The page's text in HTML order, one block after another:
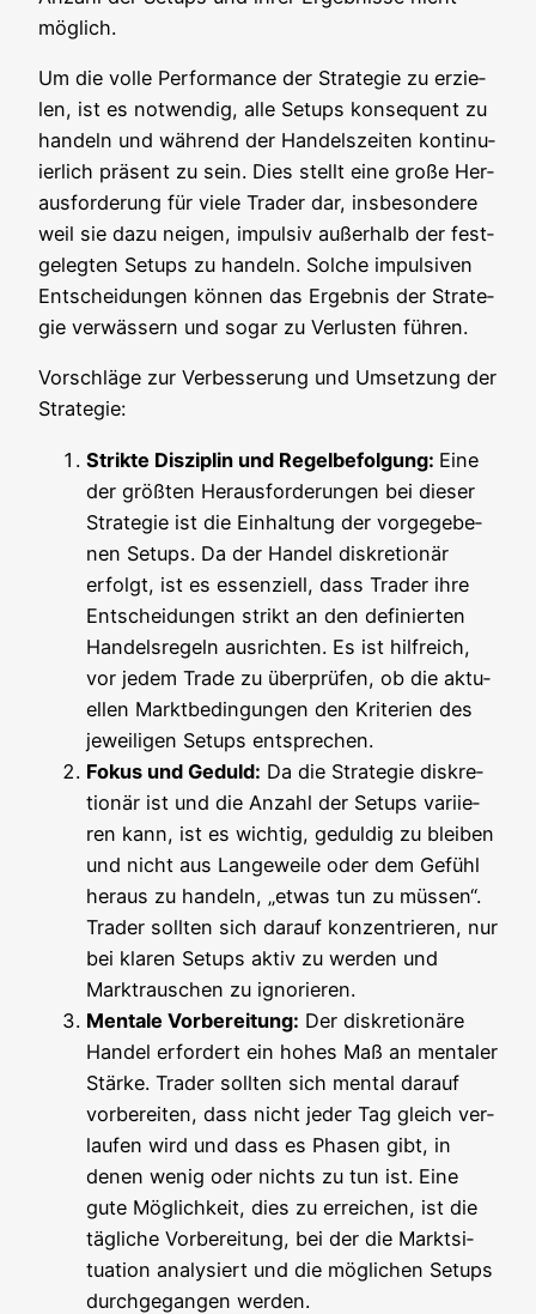
möglich.
Um die vol­le Per­for­mance der Stra­te­gie zu erzie­
len, ist es not­wen­dig, alle Set­ups kon­se­quent zu
han­deln und wäh­rend der Han­dels­zei­ten kon­ti­nu­
ier­lich prä­sent zu sein. Dies stellt eine gro­ße Her­
aus­for­de­rung für vie­le Trader dar, ins­be­son­de­re
weil sie dazu nei­gen, impul­siv außer­halb der fest­
ge­leg­ten Set­ups zu han­deln. Sol­che impul­si­ven
Ent­schei­dun­gen kön­nen das Ergeb­nis der Stra­te­
gie ver­wäs­sern und sogar zu Ver­lus­ten führen.
Vor­schlä­ge zur Ver­bes­se­rung und Umset­zung der
Strategie:
Strik­te Dis­zi­plin und Regel­be­fol­gung: Eine
der größ­ten Her­aus­for­de­run­gen bei die­ser
Stra­te­gie ist die Ein­hal­tung der vor­ge­ge­be­
nen Set­ups. Da der Han­del dis­kre­tio­när
erfolgt, ist es essen­zi­ell, dass Trader ihre
Ent­schei­dun­gen strikt an den defi­nier­ten
Han­dels­re­geln aus­rich­ten. Es ist hilf­reich,
vor jedem Trade zu über­prü­fen, ob die aktu­
el­len Markt­be­din­gun­gen den Kri­te­ri­en des
jewei­li­gen Set­ups entsprechen.
Fokus und Geduld: Da die Stra­te­gie dis­kre­
tio­när ist und die Anzahl der Set­ups vari­ie­
ren kann, ist es wich­tig, gedul­dig zu blei­ben
und nicht aus Lan­ge­wei­le oder dem Gefühl
her­aus zu han­deln, „etwas tun zu müs­sen“.
Trader soll­ten sich dar­auf kon­zen­trie­ren, nur
bei kla­ren Set­ups aktiv zu wer­den und
Markt­rau­schen zu ignorieren.
Men­ta­le Vor­be­rei­tung: Der dis­kre­tio­nä­re
Han­del erfor­dert ein hohes Maß an men­ta­ler
Stär­ke. Trader soll­ten sich men­tal dar­auf
vor­be­rei­ten, dass nicht jeder Tag gleich ver­
lau­fen wird und dass es Pha­sen gibt, in
denen wenig oder nichts zu tun ist. Eine
gute Mög­lich­keit, dies zu errei­chen, ist die
täg­li­che Vor­be­rei­tung, bei der die Markt­si­
tua­ti­on ana­ly­siert und die mög­li­chen Set­ups
durch­ge­gan­gen werden.